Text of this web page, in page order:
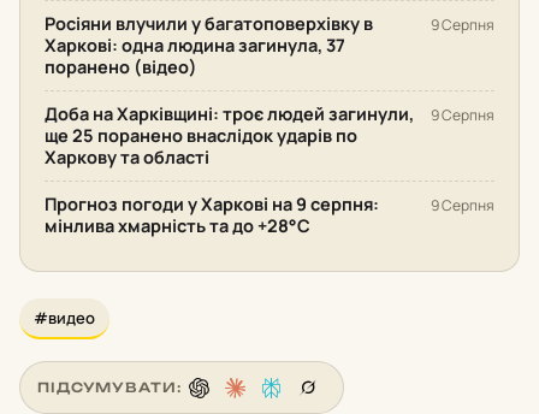
Росіяни влучили у багатоповерхівку в
Харкові: одна людина загинула, 37
поранено (відео)
9 Серпня
Доба на Харківщині: троє людей загинули,
ще 25 поранено внаслідок ударів по
Харкову та області
9 Серпня
Прогноз погоди у Харкові на 9 серпня:
мінлива хмарність та до +28°С
9 Серпня
#видео
ПІДСУМУВАТИ: